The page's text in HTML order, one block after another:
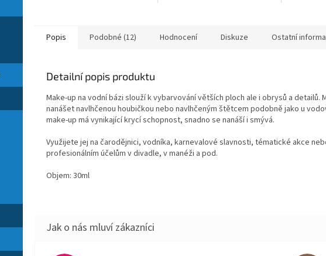
Popis Podobné (12) Hodnocení Diskuze Ostatní
Detailní popis produktu
Make-up na vodní bázi slouží k vybarvování větších ploch ale i obrysů a detailů.
nanášet navlhčenou houbičkou nebo navlhčeným štětcem podobně jako u
make-up má vynikající krycí schopnost, snadno se nanáší i smývá.
Využijete jej na čarodějnici, vodníka, karnevalové slavnosti, tématické akce
profesionálním účelům v divadle, v manéži a pod.
Objem: 30ml